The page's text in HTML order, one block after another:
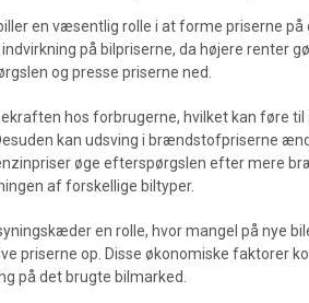
en væsentlig rolle i at forme priserne
på bilpriserne, da højere renter
og presse priserne ned.
hos forbrugerne, hvilket kan føre
kan udsving i brændstofpriserne
øge efterspørgslen efter mere
af forskellige biltyper.
en rolle, hvor mangel på nye
priserne op. Disse økonomiske faktorer
på det brugte bilmarked.